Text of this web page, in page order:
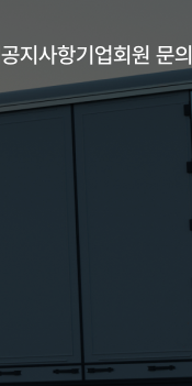
공지사항기업회원 문의